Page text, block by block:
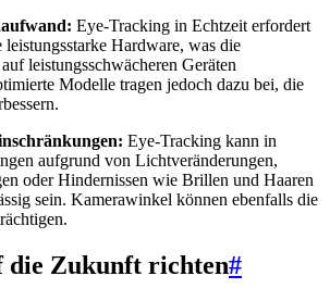
Eye-Tracking in Echtzeit erfordert
Hardware, was die
leistungsschwächeren Geräten
Modelle tragen jedoch dazu bei, die
Eye-Tracking kann in
aufgrund von Lichtveränderungen,
oder Hindernissen wie Brillen und Haaren
sein. Kamerawinkel können ebenfalls die
die Zukunft richten#